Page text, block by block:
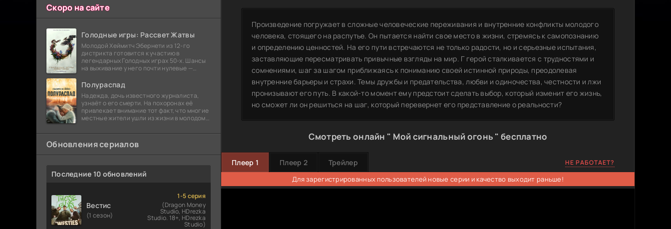
Скоро на сайте
Голодные игры: Рассвет Жатвы
Молодой Хеймитч Эбернети из 12-го
дистрикта готовится к участию в
легендарных Голодных играх 50-х. Шансы
на выживание у него почти нулевые —
победу еще сорок
Полураспад
Надежда, дочь известного журналиста,
узнаёт о его смерти. На похоронах её
привлекает внимание тот факт, что многие
местные жители ушли из жизни в молодом
бомбы
Обновления сериалов
Последние 10 обновлений
Вестис
(1 сезон)
1-5 серия
(Dragon Money
Studio, HDrezka
Studio. 18+, HDrezka
Studio)
Произведение погружает в сложные человеческие переживания и внутренние конфликты молодого
человека, стоящего на распутье. Он пытается найти свое место в жизни, стремясь к самопознанию
и определению ценностей. На его пути встречаются не только радости, но и серьезные испытания,
заставляющие пересматривать привычные взгляды на мир. Г герой сталкивается с трудностями и
сомнениями, шаг за шагом приближаясь к пониманию своей истинной природы, преодолевая
внутренние барьеры и страхи. Темы дружбы и предательства, любви и одиночества, честности и лжи
пронизывают его путь. В какой-то момент ему предстоит сделать выбор, который изменит его жизнь,
но сможет ли он решиться на шаг, который перевернет его представление о реальности?
Смотреть онлайн " Мой сигнальный огонь " бесплатно
Плеер 1 Плеер 2 Трейлер НЕ РАБОТАЕТ?
Для зарегистрированных пользователей новые серии и качество выходит раньше!